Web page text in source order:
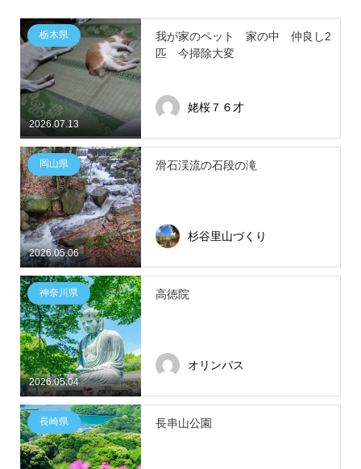
2026.07.13
栃木県
我が家のペット 家の中 仲良し2
匹 今掃除大変
姥桜７６才
2026.05.06
岡山県 滑石渓流の石段の滝
杉谷里山づくり
2026.05.04
神奈川県 高徳院
オリンパス
長崎県 長串山公園